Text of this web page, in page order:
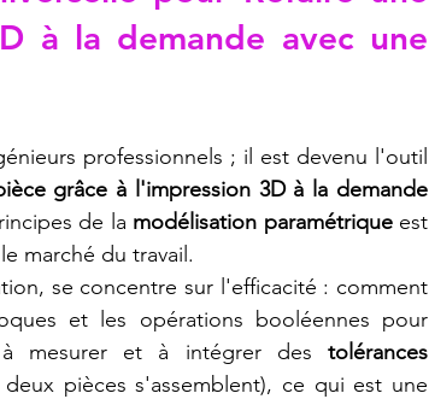
à la demande avec une
professionnels ; il est devenu l'outil
grâce à l'impression 3D à la demande
de la modélisation paramétrique est
marché du travail.
se concentre sur l'efficacité : comment
et les opérations booléennes pour
mesurer et à intégrer des tolérances
pièces s'assemblent), ce qui est une